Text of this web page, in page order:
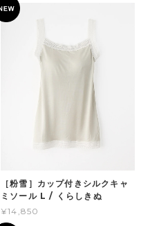
［粉雪］カップ付きシルクキャ
ミソール L / くらしきぬ
¥14,850